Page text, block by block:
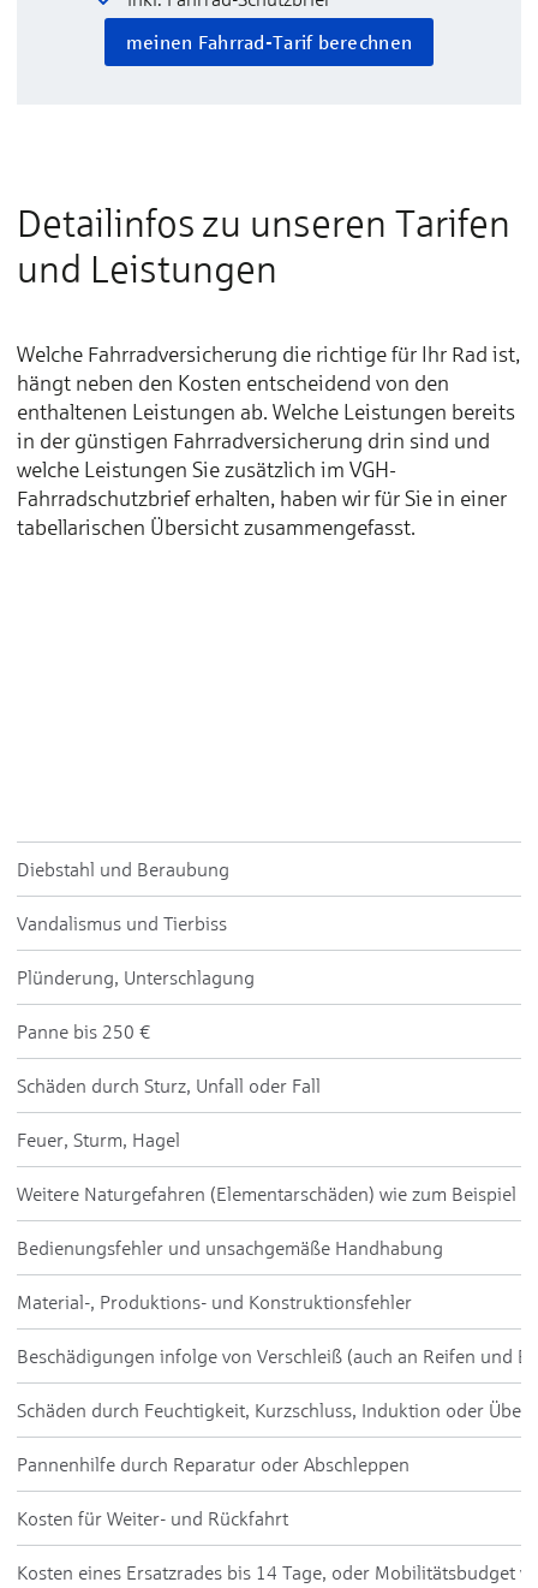
meinen Fahrrad-Tarif berechnen
Detailinfos zu unseren Tarifen
und Leistungen
Welche Fahrradversicherung die richtige für Ihr Rad ist,
hängt neben den Kosten entscheidend von den
enthaltenen Leistungen ab. Welche Leistungen bereits
in der günstigen Fahrradversicherung drin sind und
welche Leistungen Sie zusätzlich im VGH-
Fahrradschutzbrief erhalten, haben wir für Sie in einer
tabellarischen Übersicht zusammengefasst.
Diebstahl und Beraubung
Vandalismus und Tierbiss
Plünderung, Unterschlagung
Panne bis 250 €
Schäden durch Sturz, Unfall oder Fall
Feuer, Sturm, Hagel
Weitere Naturgefahren (Elementarschäden) wie zum Beispiel
Bedienungsfehler und unsachgemäße Handhabung
Material-, Produktions- und Konstruktionsfehler
Beschädigungen infolge von Verschleiß (auch an Reifen und
Schäden durch Feuchtigkeit, Kurzschluss, Induktion oder
Pannenhilfe durch Reparatur oder Abschleppen
Kosten für Weiter- und Rückfahrt
Kosten eines Ersatzrades bis 14 Tage, oder Mobilitätsbudget